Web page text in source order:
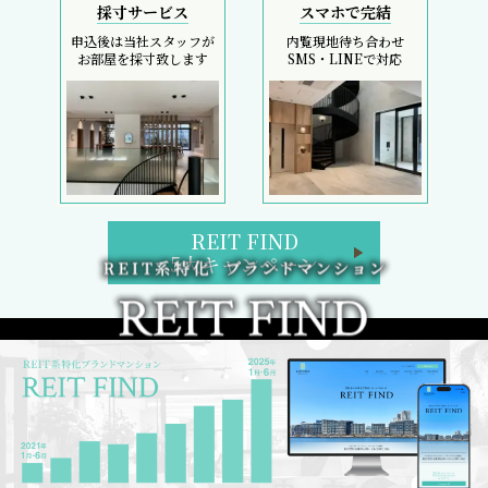
採寸サービス
申込後は当社スタッフが
お部屋を採寸致します
スマホで完結
内覧現地待ち合わせ
SMS・LINEで対応
REIT FIND
5大キャンペーン